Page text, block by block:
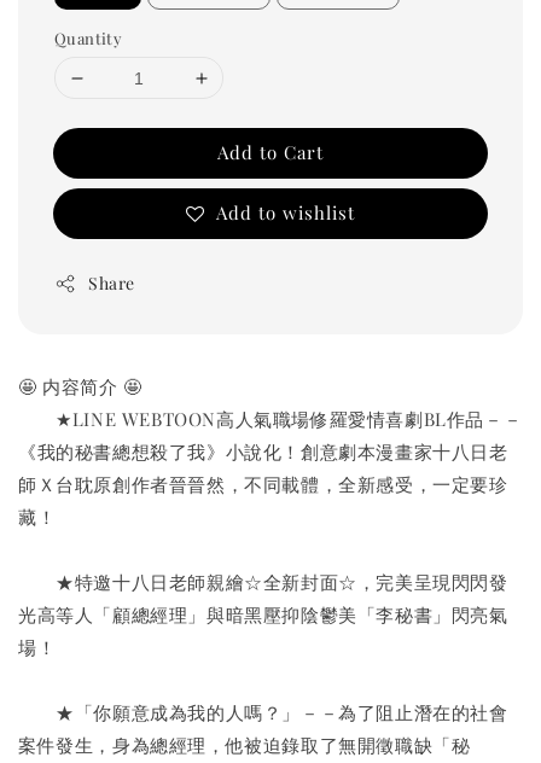
Quantity
Add to Cart
Add to wishlist
Share
🤩 内容简介 🤩
★LINE WEBTOON高人氣職場修羅愛情喜劇BL作品－－
《我的秘書總想殺了我》小說化！創意劇本漫畫家十八日老
師Ｘ台耽原創作者晉晉然，不同載體，全新感受，一定要珍
藏！
★特邀十八日老師親繪☆全新封面☆，完美呈現閃閃發
光高等人「顧總經理」與暗黑壓抑陰鬱美「李秘書」閃亮氣
場！
★「你願意成為我的人嗎？」－－為了阻止潛在的社會
案件發生，身為總經理，他被迫錄取了無開徵職缺「秘